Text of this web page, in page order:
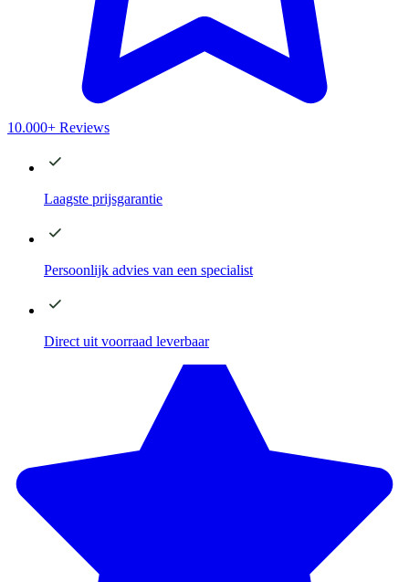
10.000+ Reviews
Laagste prijsgarantie
Persoonlijk advies van een specialist
Direct uit voorraad leverbaar